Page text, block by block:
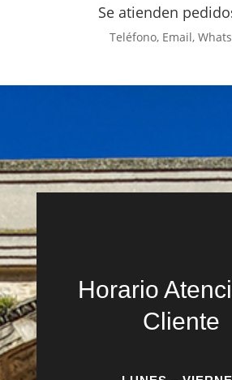
Se atienden
Teléfono, Email,
Horario
Cliente